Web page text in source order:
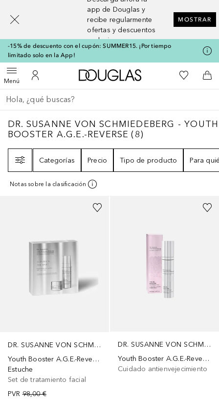
app de Douglas y
recibe regularmente
ofertas y descuentos
exclusivos
MOSTRAR
-15% de descuento con el cupón: SUMMER15. ¡Por tiempo
limitado solo en la App!
MenúAbrir menúMi cuenta
A Douglas HomeMi lista de
A
Regresar
Ejecutar búsqueda
DR. SUSANNE VON SCHMIEDEBERG -
DR. SUSANNE VON SCHMIEDEBERG - YOUTH
BOOSTER A.G.E.-REVERSE (8)
Categorías
Precio Tipo de producto Para
Notas sobre la clasificación
DR. SUSANNE VON SCHMIEDEBERG
Youth Booster A.G.E.-Reverse
Estuche
Set de tratamiento facial
PVR 98,00 €
DR. SUSANNE VON SCHMIEDEBERG
Youth Booster A.G.E.-Reverse
Cuidado antienvejecimiento
[navigation.slideout.screenreader]